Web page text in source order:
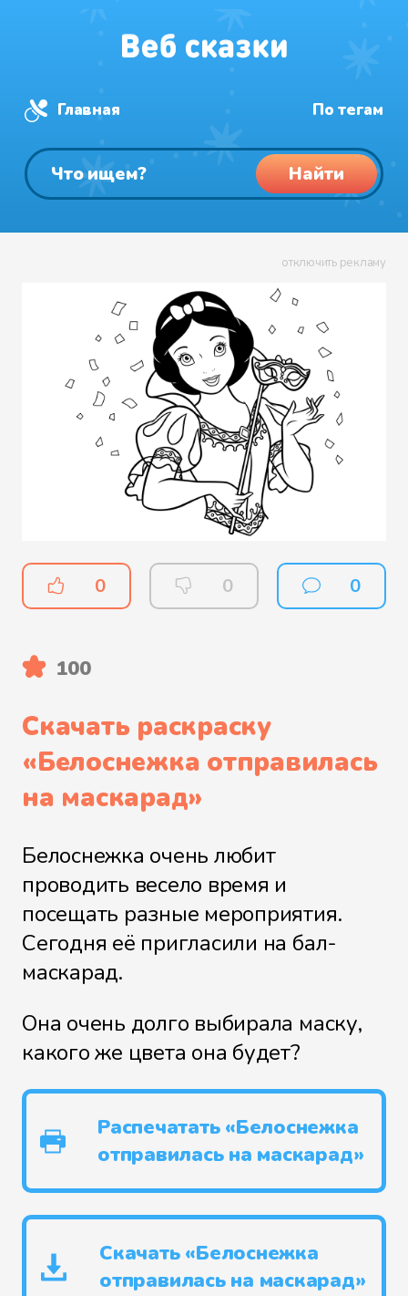
Главная По тегам
Найти
отключить рекламу
0 0 0
100
Скачать раскраску
«Белоснежка отправилась
на маскарад»
Белоснежка очень любит
проводить весело время и
посещать разные мероприятия.
Сегодня её пригласили на бал-
маскарад.
Она очень долго выбирала маску,
какого же цвета она будет?
Распечатать «Белоснежка
отправилась на маскарад»
Скачать «Белоснежка
отправилась на маскарад»